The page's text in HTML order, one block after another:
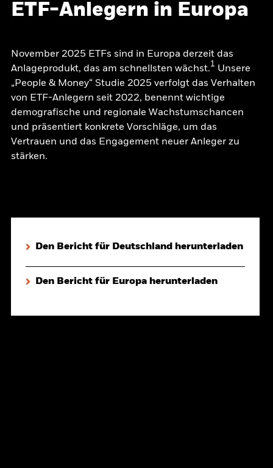
ETF-Anlegern in Europa
November 2025 ETFs sind in Europa derzeit das
Anlageprodukt, das am schnellsten wächst.1 Unsere
„People & Money“ Studie 2025 verfolgt das Verhalten
von ETF-Anlegern seit 2022, benennt wichtige
demografische und regionale Wachstumschancen
und präsentiert konkrete Vorschläge, um das
Vertrauen und das Engagement neuer Anleger zu
stärken.
Den Bericht für Deutschland herunterladen
Den Bericht für Europa herunterladen